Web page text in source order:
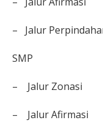
– Jalur
SMP
– Jalur Zonasi
– Jalur Afirmasi